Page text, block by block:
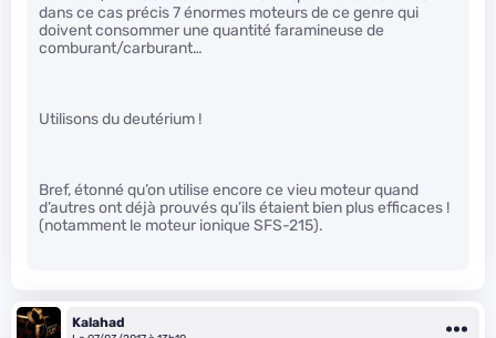
dans ce cas précis 7 énormes moteurs de ce genre qui
doivent consommer une quantité faramineuse de
comburant/carburant…
Utilisons du deutérium !
Bref, étonné qu’on utilise encore ce vieu moteur quand
d’autres ont déjà prouvés qu’ils étaient bien plus efficaces !
(notamment le moteur ionique SFS-215).
Kalahad